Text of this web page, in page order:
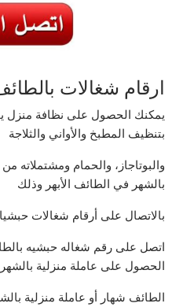
ارقام شغالات
يمكنك الحصول على نظافة منزل
بتنظيف المطبخ والأواني والثلاجة
والبوتاجاز، والحمام
بالشهر في الطائف الأبهر وذلك
بالاتصال على أرقام شغالات
اتصل على رقم شغاله حبشيه
الحصول على عاملة منزلية بالشهر
الطائف شهار أو عاملة منزلية